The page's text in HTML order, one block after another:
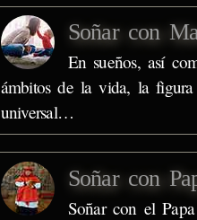
Soñar con
En sueños, así
ámbitos de la vida, la
universal…
Soñar con
Soñar con el